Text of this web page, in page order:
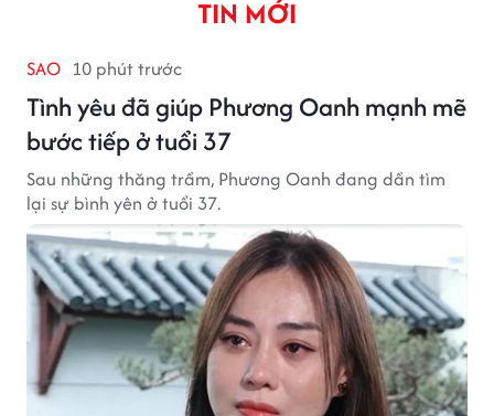
TIN MỚI
SAO 10 phút trước
Tình yêu đã giúp Phương Oanh mạnh mẽ
bước tiếp ở tuổi 37
Sau những thăng trầm, Phương Oanh đang dần tìm
lại sự bình yên ở tuổi 37.